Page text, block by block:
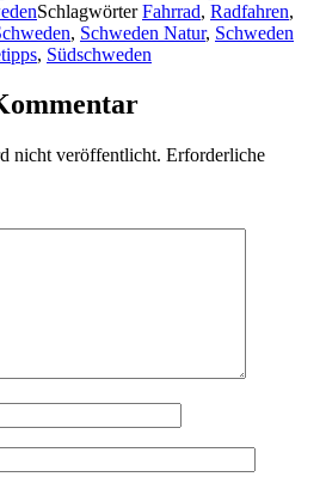
SchlagwörterFahrrad, Radfahren,
, Schweden Natur, Schweden
, Südschweden
nicht veröffentlicht. Erforderliche